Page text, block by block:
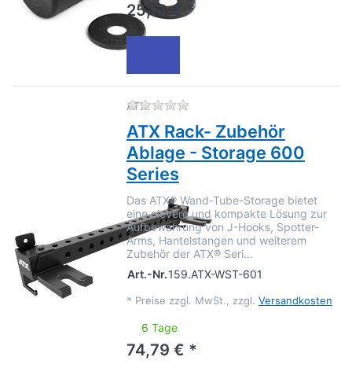
25,13 € *
ATX Zu diesem Produkt liegen
ATX Rack- Zubehör
Ablage - Storage 600
Series
Das ATX® Wand-Tube-Storage bietet
eine clevere und kompakte Lösung zur
Aufbewahrung von J-Hooks, Spotter-
Arms, Hantelstangen und weiterem
Zubehör der ATX® Seri…
Art.-Nr.159.ATX-WST-601
* Preise zzgl. MwSt., zzgl. Versandkosten
6 Tage
74,79 € *